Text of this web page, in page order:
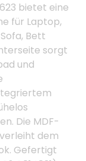
bietet eine
für Laptop,
Bett
sorgt
und
Die MDF-
dem
Gefertigt